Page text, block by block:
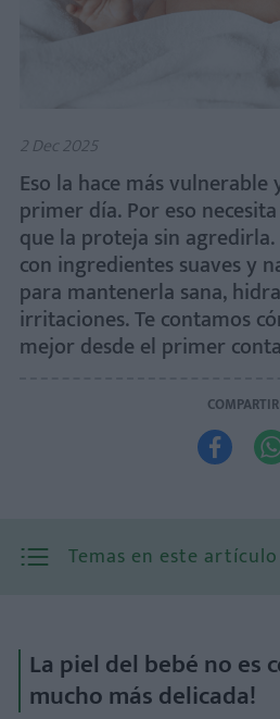
2 Dec 2025
Eso la hace más vulnerable
primer día. Por eso
que la proteja sin
con ingredientes suaves y
para mantenerla sana,
irritaciones. Te contamos
mejor desde el primer
COMPARTIR

Temas en este artículo
La piel del bebé no es
mucho más delicada!